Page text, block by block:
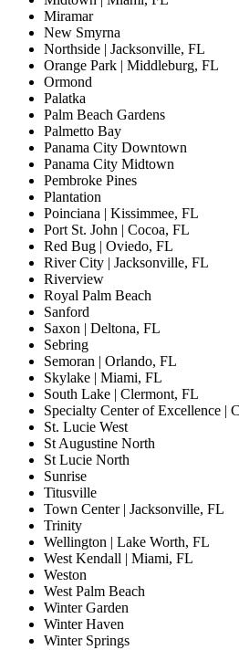
Miramar
New Smyrna
Northside | Jacksonville, FL
Orange Park | Middleburg, FL
Ormond
Palatka
Palm Beach Gardens
Palmetto Bay
Panama City Downtown
Panama City Midtown
Pembroke Pines
Plantation
Poinciana | Kissimmee, FL
Port St. John | Cocoa, FL
Red Bug | Oviedo, FL
River City | Jacksonville, FL
Riverview
Royal Palm Beach
Sanford
Saxon | Deltona, FL
Sebring
Semoran | Orlando, FL
Skylake | Miami, FL
South Lake | Clermont, FL
Specialty Center of Excellence |
St. Lucie West
St Augustine North
St Lucie North
Sunrise
Titusville
Town Center | Jacksonville, FL
Trinity
Wellington | Lake Worth, FL
West Kendall | Miami, FL
Weston
West Palm Beach
Winter Garden
Winter Haven
Winter Springs